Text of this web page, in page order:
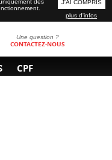
Une question ?
CONTACTEZ-NOUS
CPF
J'AI COMPRIS
plus d'infos